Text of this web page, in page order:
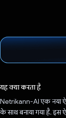
यह क्या करता है
Netrikann-AI एक नया
के साथ बनाया गया है.